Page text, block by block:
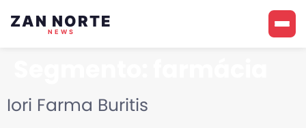
ZAN NORTE
NEWS
Iori Farma Buritis